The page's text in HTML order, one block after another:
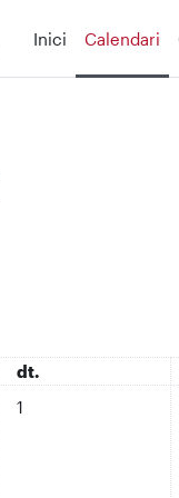
Inici
Calendari
dimarts
dt.
No hi ha
1